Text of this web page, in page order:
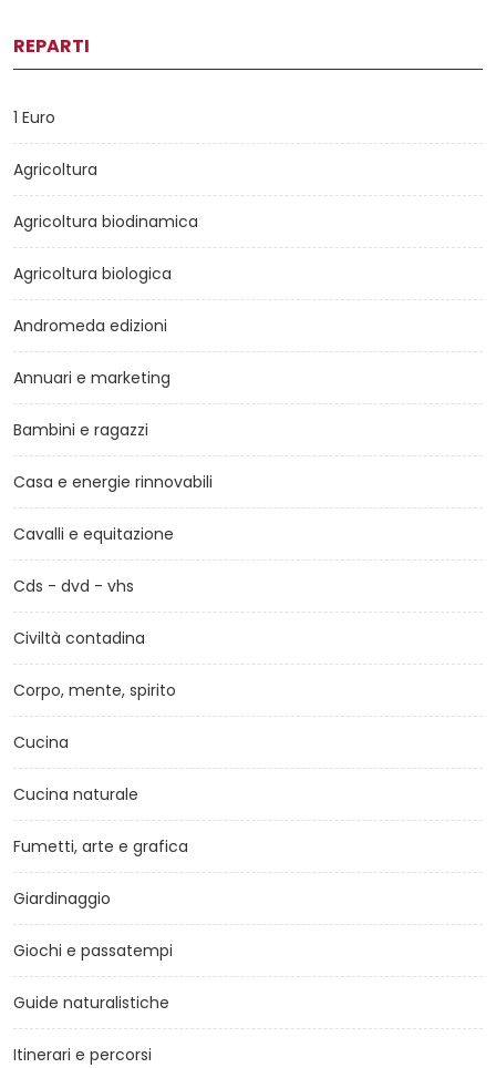
REPARTI
1 Euro
Agricoltura
Agricoltura biodinamica
Agricoltura biologica
Andromeda edizioni
Annuari e marketing
Bambini e ragazzi
Casa e energie rinnovabili
Cavalli e equitazione
Cds - dvd - vhs
Civiltà contadina
Corpo, mente, spirito
Cucina
Cucina naturale
Fumetti, arte e grafica
Giardinaggio
Giochi e passatempi
Guide naturalistiche
Itinerari e percorsi